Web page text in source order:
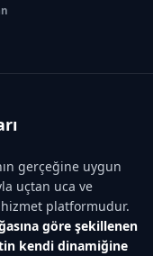
gerçeğine uygun
uçtan uca ve
platformudur.
göre şekillenen
kendi dinamiğine